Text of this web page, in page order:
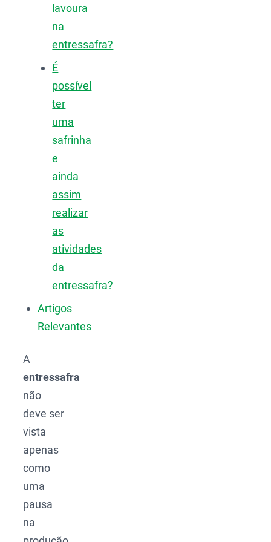
lavoura
na
entressafra?
É
possível
ter
uma
safrinha
e
ainda
assim
realizar
as
atividades
da
entressafra?
Artigos
Relevantes
A
entressafra
não
deve ser
vista
apenas
como
uma
pausa
na